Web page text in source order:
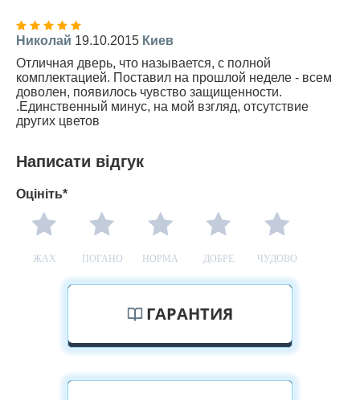
Николай 19.10.2015 Киев
Отличная дверь, что называется, с полной
комплектацией. Поставил на прошлой неделе - всем
доволен, появилось чувство защищенности.
.Единственный минус, на мой взгляд, отсутствие
других цветов
Написати відгук
Оцініть*
ЖАХ ПОГАНО НОРМА ДОБРЕ ЧУДОВО
ГАРАНТИЯ